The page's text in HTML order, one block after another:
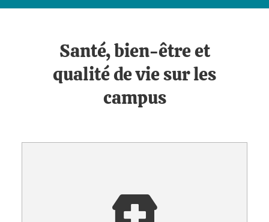
Santé, bien-être et
qualité de vie sur les
campus